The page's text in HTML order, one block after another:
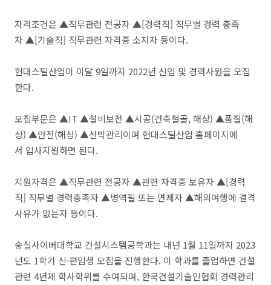
자격조건은 ▲직무관련 전공자 ▲[경력직] 직무별 경력 충족
자 ▲[기술직] 직무관련 자격증 소지자 등이다.
현대스틸산업이 이달 9일까지 2022년 신입 및 경력사원을 모집
한다.
모집부문은 ▲IT ▲설비보전 ▲시공(건축철골, 해상) ▲품질(해
상) ▲안전(해상) ▲선박관리이며 현대스틸산업 홈페이지에
서 입사지원하면 된다.
지원자격은 ▲직무관련 전공자 ▲관련 자격증 보유자 ▲[경력
직] 직무별 경력충족자 ▲병역필 또는 면제자 ▲해외여행에 결격
사유가 없는자 등이다.
숭실사이버대학교 건설시스템공학과는 내년 1월 11일까지 2023
년도 1학기 신·편입생 모집을 진행한다. 이 학과를 졸업하면 건설
관련 4년제 학사학위를 수여되며, 한국건설기술인협회 경력관리